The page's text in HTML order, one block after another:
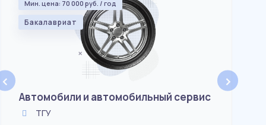
‹
Мин. цена: 70 000 руб. / год
Бакалавриат
Автомобили и автомобильный сервис
ТГУ
›